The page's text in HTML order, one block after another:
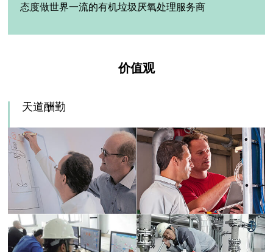
态度做世界一流的有机垃圾厌氧处理服务商
价值观
天道酬勤